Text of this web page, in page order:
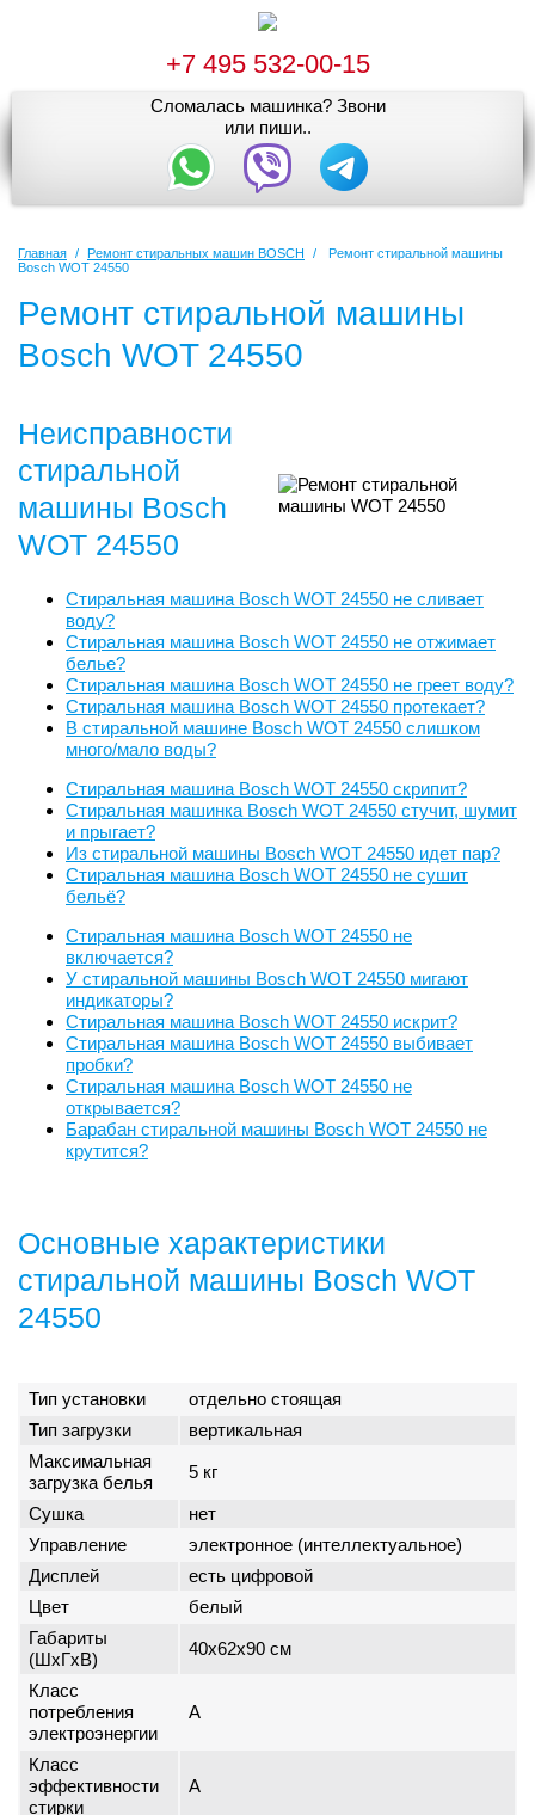
+7 495 532-00-15
Сломалась машинка? Звони
или пиши..
Главная / Ремонт стиральных машин BOSCH /
Ремонт стиральной машины
Bosch WOT 24550
Ремонт стиральной машины
Bosch WOT 24550
Неисправности
стиральной
машины Bosch
WOT 24550
Стиральная машина Bosch WOT 24550 не сливает
воду?
Стиральная машина Bosch WOT 24550 не отжимает
белье?
Стиральная машина Bosch WOT 24550 не греет воду?
Стиральная машина Bosch WOT 24550 протекает?
В стиральной машине Bosch WOT 24550 слишком
много/мало воды?
Стиральная машина Bosch WOT 24550 скрипит?
Стиральная машинка Bosch WOT 24550 стучит, шумит
и прыгает?
Из стиральной машины Bosch WOT 24550 идет пар?
Стиральная машина Bosch WOT 24550 не сушит
бельё?
Стиральная машина Bosch WOT 24550 не
включается?
У стиральной машины Bosch WOT 24550 мигают
индикаторы?
Стиральная машина Bosch WOT 24550 искрит?
Стиральная машина Bosch WOT 24550 выбивает
пробки?
Стиральная машина Bosch WOT 24550 не
открывается?
Барабан стиральной машины Bosch WOT 24550 не
крутится?
Основные характеристики
стиральной машины Bosch WOT
24550
Тип установки
отдельно стоящая
Тип загрузки
вертикальная
Максимальная
загрузка белья
5 кг
Сушка
нет
Управление
электронное (интеллектуальное)
Дисплей
есть цифровой
Цвет
белый
Габариты
(ШxГxВ)
40x62x90 см
Класс
потребления
электроэнергии
A
Класс
эффективности
стирки
A